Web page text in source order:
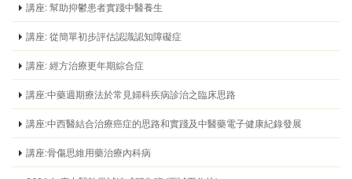
講座: 幫助抑鬱患者實踐中醫養生
講座: 從簡單初步評估認識認知障礙症
講座: 經方治療更年期綜合症
講座:中藥週期療法於常見婦科疾病診治之臨床思路
講座:中西醫結合治療癌症的思路和實踐及中醫藥電子健康紀錄發展
講座:骨傷思維用藥治療內科病